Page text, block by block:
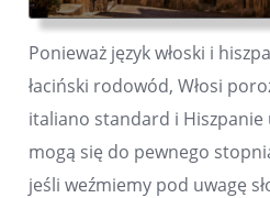
Ponieważ język włoski i
łaciński rodowód, Włosi
italiano standard i Hiszpanie
mogą się do pewnego
jeśli weźmiemy pod uwagę